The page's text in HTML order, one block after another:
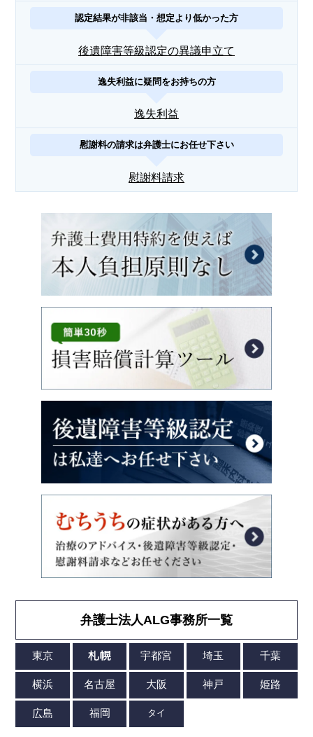
認定結果が非該当・想定より低かった方
後遺障害等級認定の異議申立て
逸失利益に疑問をお持ちの方
逸失利益
慰謝料の請求は弁護士にお任せ下さい
慰謝料請求
弁護士法人ALG事務所一覧